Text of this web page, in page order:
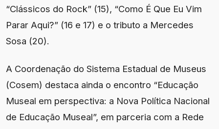
“Clássicos do Rock” (15), “Como É Que Eu Vim
Parar Aqui?” (16 e 17) e o tributo a Mercedes
Sosa (20).
A Coordenação do Sistema Estadual de Museus
(Cosem) destaca ainda o encontro “Educação
Museal em perspectiva: a Nova Política Nacional
de Educação Museal”, em parceria com a Rede